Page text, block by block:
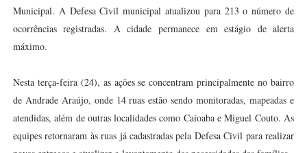
Municipal. A Defesa Civil municipal atualizou para 213 o número de
ocorrências registradas. A cidade permanece em estágio de alerta
máximo.
Nesta terça-feira (24), as ações se concentram principalmente no bairro
de Andrade Araújo, onde 14 ruas estão sendo monitoradas, mapeadas e
atendidas, além de outras localidades como Caioaba e Miguel Couto. As
equipes retornaram às ruas já cadastradas pela Defesa Civil para realizar